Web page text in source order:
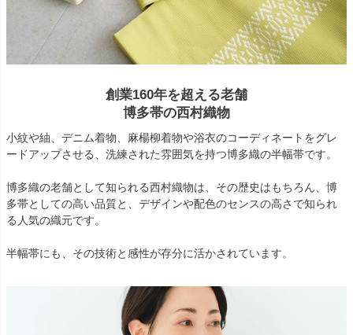
創業160年を超える老舗
博多帯の西村織物
小紋や紬、デニム着物、麻楊柳着物や浴衣のコーディネートをグレ
ードアップさせる、洗練された雰囲気を持つ博多織の半幅帯です。
博多織の老舗として知られる西村織物は、その歴史はもちろん、博
多帯としての高い品質と、デザインや配色のセンスの高さで知られ
る人気の織元です。
半幅帯にも、その技術と感性が存分に活かされています。